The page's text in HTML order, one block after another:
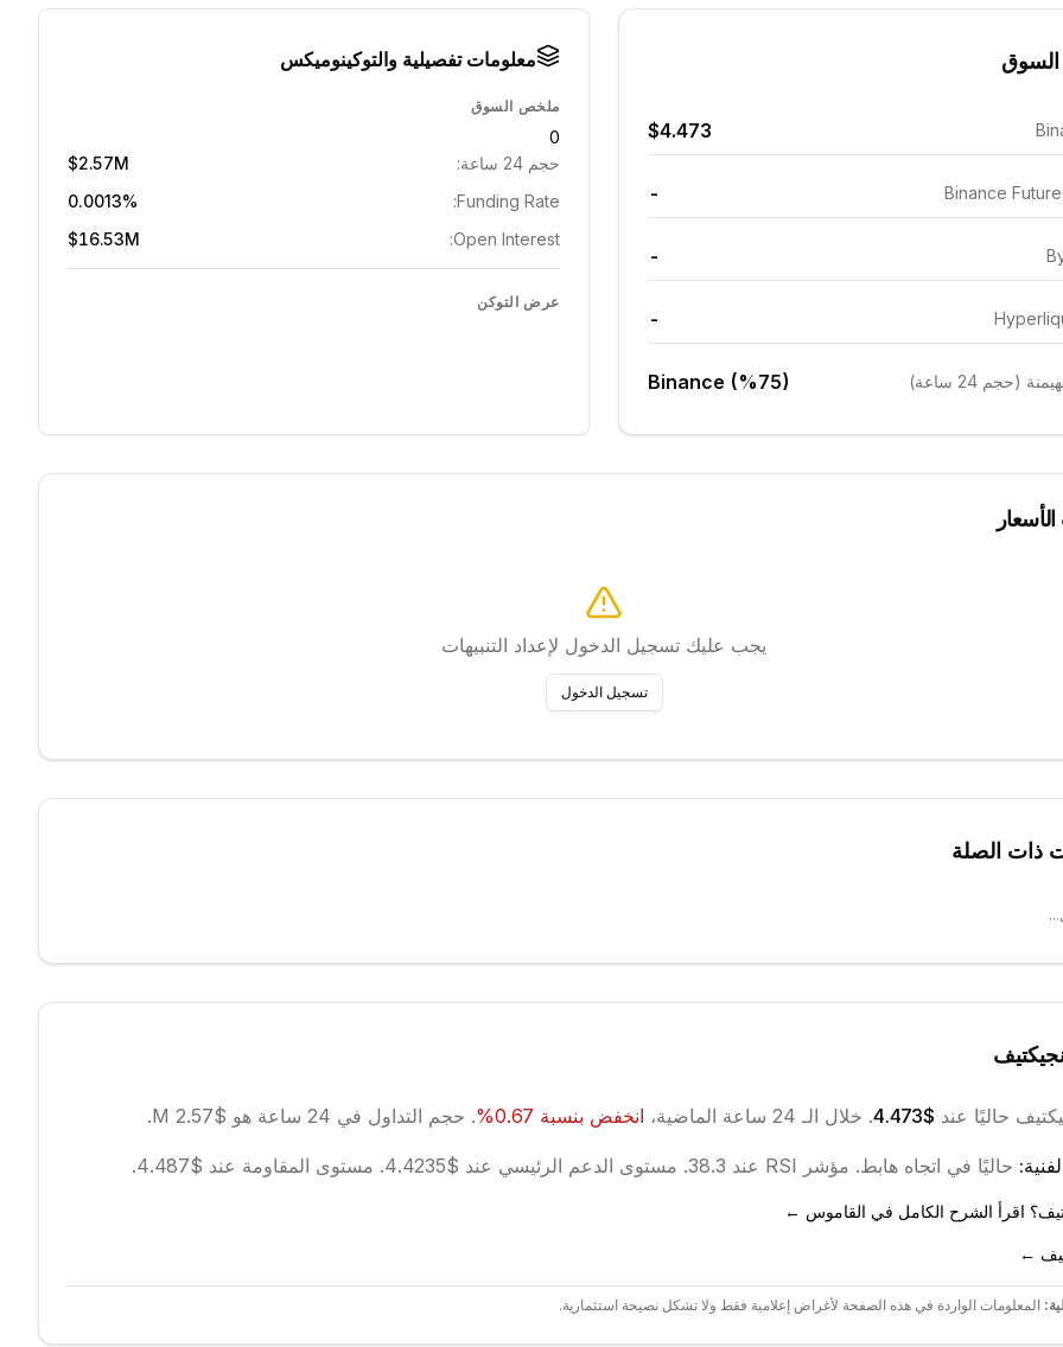
السوق
$4.473
Binance
-
-
-
(حجم 24 ساعة) Binance (%75)
معلومات تفصيلية والتوكينوميكس
ملخص السوق
0
حجم 24 ساعة:
$2.57M
Funding Rate:
0.0013%
Open Interest:
$16.53M
عرض التوكن
الأسعار
يجب عليك تسجيل الدخول لإعداد التنبيهات
تسجيل الدخول
ذات الصلة
حاليًا عند $4.473 . خلال الـ 24 ساعة الماضية، انخفض بنسبة 0.67
%
. حجم التداول في 24 ساعة هو $2.57 M.
حاليًا في اتجاه هابط. مؤشر RSI عند 38.3. مستوى الدعم الرئيسي عند $4.4235. مستوى المقاومة عند $4.487.
اقرأ الشرح الكامل في القاموس ←
←
المعلومات الواردة في هذه الصفحة لأغراض إعلامية فقط ولا تشكل نصيحة استثمارية.